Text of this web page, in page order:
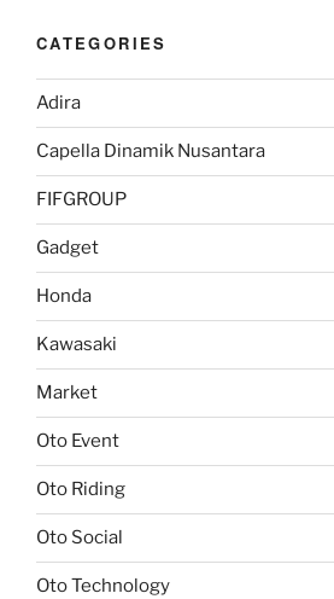
CATEGORIES
Adira
Capella Dinamik Nusantara
FIFGROUP
Gadget
Honda
Kawasaki
Market
Oto Event
Oto Riding
Oto Social
Oto Technology